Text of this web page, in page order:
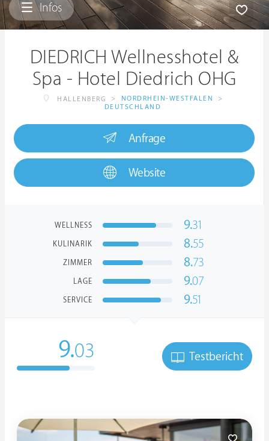
Infos
DIEDRICH Wellnesshotel &
Spa - Hotel Diedrich OHG
HALLENBERG > NORDRHEIN-WESTFALEN
>
DEUTSCHLAND
Anfrage
Website
WELLNESS 9.31
KULINARIK 8.55
ZIMMER 8.73
LAGE 9.07
SERVICE 9.51
9.03 Testbericht